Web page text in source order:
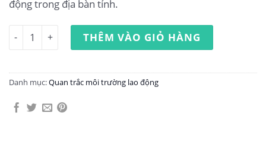
động trong địa bàn tỉnh.
Quan trắc môi trường lao động tại Quảng Ninh số lượng
THÊM VÀO GIỎ HÀNG
Danh mục:Quan trắc môi trường lao động